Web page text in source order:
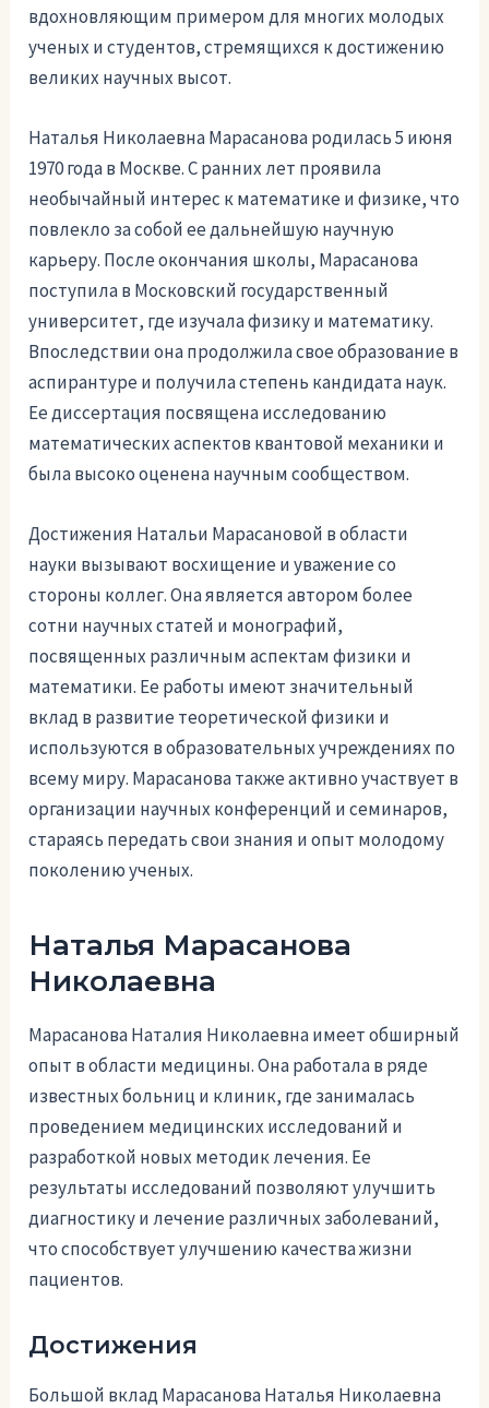
вдохновляющим примером для многих молодых
ученых и студентов, стремящихся к достижению
великих научных высот.
Наталья Николаевна Марасанова родилась 5 июня
1970 года в Москве. С ранних лет проявила
необычайный интерес к математике и физике, что
повлекло за собой ее дальнейшую научную
карьеру. После окончания школы, Марасанова
поступила в Московский государственный
университет, где изучала физику и математику.
Впоследствии она продолжила свое образование в
аспирантуре и получила степень кандидата наук.
Ее диссертация посвящена исследованию
математических аспектов квантовой механики и
была высоко оценена научным сообществом.
Достижения Натальи Марасановой в области
науки вызывают восхищение и уважение со
стороны коллег. Она является автором более
сотни научных статей и монографий,
посвященных различным аспектам физики и
математики. Ее работы имеют значительный
вклад в развитие теоретической физики и
используются в образовательных учреждениях по
всему миру. Марасанова также активно участвует в
организации научных конференций и семинаров,
стараясь передать свои знания и опыт молодому
поколению ученых.
Наталья Марасанова
Николаевна
Марасанова Наталия Николаевна имеет обширный
опыт в области медицины. Она работала в ряде
известных больниц и клиник, где занималась
проведением медицинских исследований и
разработкой новых методик лечения. Ее
результаты исследований позволяют улучшить
диагностику и лечение различных заболеваний,
что способствует улучшению качества жизни
пациентов.
Достижения
Большой вклад Марасанова Наталья Николаевна